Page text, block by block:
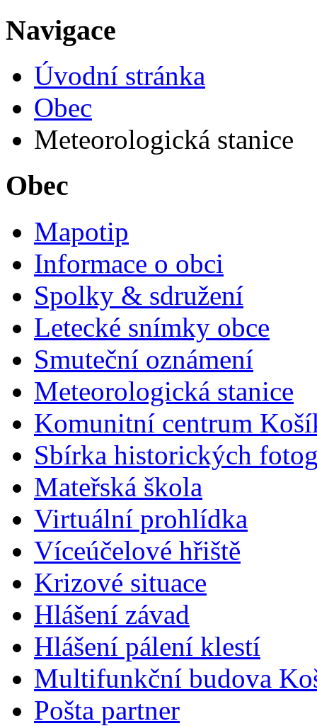
Navigace
Úvodní stránka
Obec
Meteorologická stanice
Obec
Mapotip
Informace o obci
Spolky & sdružení
Letecké snímky obce
Smuteční oznámení
Meteorologická stanice
Komunitní centrum
Sbírka historických
Mateřská škola
Virtuální prohlídka
Víceúčelové hřiště
Krizové situace
Hlášení závad
Hlášení pálení klestí
Multifunkční budova
Pošta partner